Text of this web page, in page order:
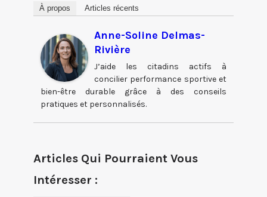
À propos Articles récents
Anne-Soline Delmas-
Rivière
J’aide les citadins actifs à
concilier performance sportive et
bien-être durable grâce à des conseils
pratiques et personnalisés.
Articles Qui Pourraient Vous
Intéresser :